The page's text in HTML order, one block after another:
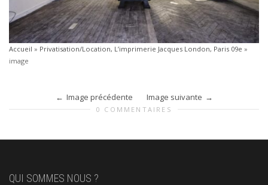
Accueil » Privatisation/Location, L’imprimerie Jacques London, Paris 09e »
image
Image précédente Image suivante
0 COMMENTAIRES
QUI SOMMES NOUS ?